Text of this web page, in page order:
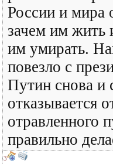
России и мира
зачем им жить
им умирать.
повезло с
Путин снова и
отказывается
отравленного
правильно
3